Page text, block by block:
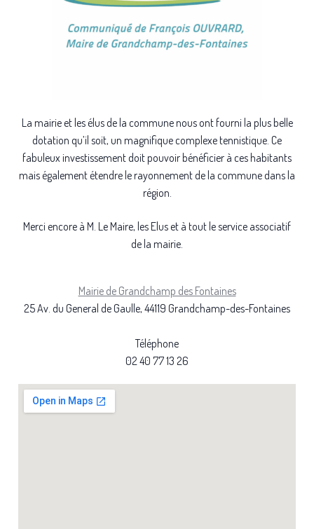
La mairie et les élus de la commune nous ont fourni la plus belle
dotation qu’il soit, un magnifique complexe tennistique. Ce
fabuleux investissement doit pouvoir bénéficier à ces habitants
mais également étendre le rayonnement de la commune dans la
région.
Merci encore à M. Le Maire, les Elus et à tout le service associatif
de la mairie.
Mairie de Grandchamp des Fontaines
25 Av. du General de Gaulle, 44119 Grandchamp-des-Fontaines
Téléphone
02 40 77 13 26